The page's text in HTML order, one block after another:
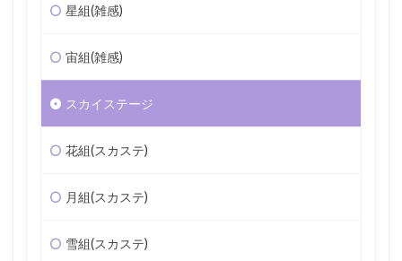
星組(雑感)
宙組(雑感)
スカイステージ
花組(スカステ)
月組(スカステ)
雪組(スカステ)